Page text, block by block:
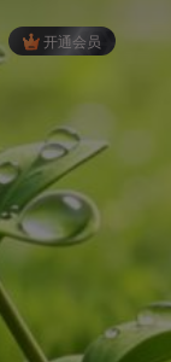
开通会员